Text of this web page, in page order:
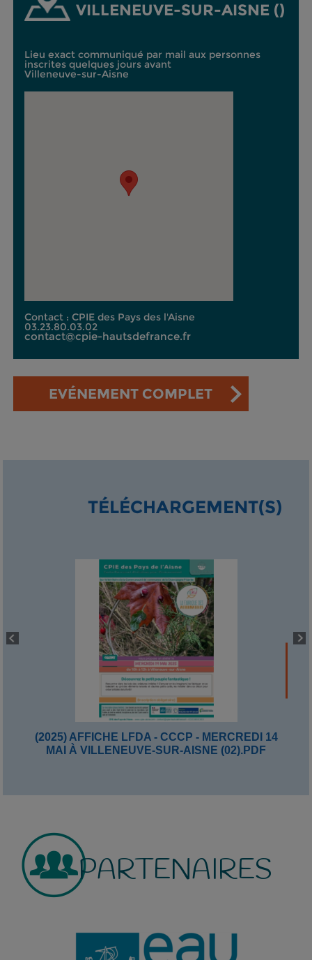
VILLENEUVE-SUR-AISNE ()
Lieu exact communiqué par mail aux personnes
inscrites quelques jours avant
Villeneuve-sur-Aisne
Contact : CPIE des Pays des l'Aisne
03.23.80.03.02
contact@cpie-hautsdefrance.fr
EVÉNEMENT COMPLET
TÉLÉCHARGEMENT(S)
(2025) AFFICHE LFDA - CCCP - MERCREDI 14
MAI À VILLENEUVE-SUR-AISNE (02).PDF
PARTENAIRES